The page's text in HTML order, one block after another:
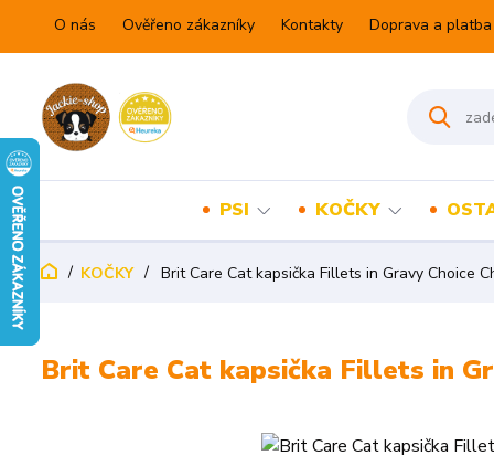
O nás Ověřeno zákazníky Kontakty Doprava a platba
PSI KOČKY
KOČKY Brit Care Cat kapsička Fillets in Gravy Choice
Brit Care Cat kapsička Fillets in